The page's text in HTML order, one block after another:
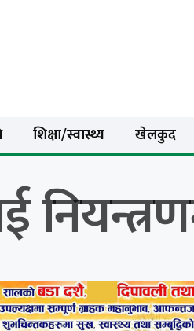
शिक्षा/स्वास्थ्य खेलकुद